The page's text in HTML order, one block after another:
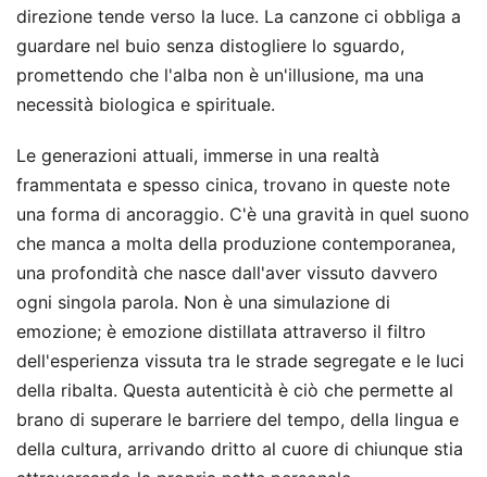
direzione tende verso la luce. La canzone ci obbliga a
guardare nel buio senza distogliere lo sguardo,
promettendo che l'alba non è un'illusione, ma una
necessità biologica e spirituale.
Le generazioni attuali, immerse in una realtà
frammentata e spesso cinica, trovano in queste note
una forma di ancoraggio. C'è una gravità in quel suono
che manca a molta della produzione contemporanea,
una profondità che nasce dall'aver vissuto davvero
ogni singola parola. Non è una simulazione di
emozione; è emozione distillata attraverso il filtro
dell'esperienza vissuta tra le strade segregate e le luci
della ribalta. Questa autenticità è ciò che permette al
brano di superare le barriere del tempo, della lingua e
della cultura, arrivando dritto al cuore di chiunque stia